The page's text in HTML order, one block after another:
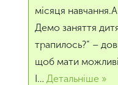
місяця
Демо заняття
трапилось?” –
щоб мати
І… Детальніше »